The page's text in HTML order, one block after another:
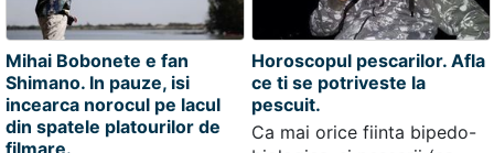
Mihai Bobonete e fan
Shimano. In pauze, isi
incearca norocul pe lacul
din spatele platourilor de
Horoscopul pescarilor. Afla
ce ti se potriveste la
pescuit.
Ca mai orice fiinta bipedo-